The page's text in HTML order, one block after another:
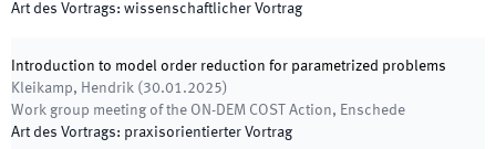
Art des Vortrags: wissenschaftlicher Vortrag
Introduction to model order reduction for parametrized problems
Kleikamp, Hendrik ( 30.01.2025)
Work group meeting of the ON-DEM COST Action, Enschede
Art des Vortrags: praxisorientierter Vortrag